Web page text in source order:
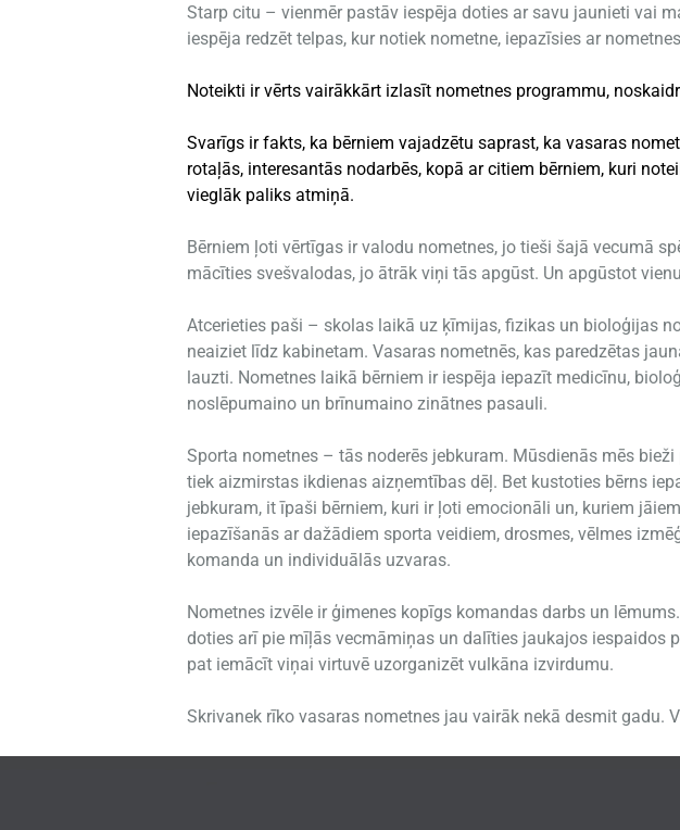
Starp citu – vienmēr pastāv iespēja doties ar savu jaunieti vai
iespēja redzēt telpas, kur notiek nometne, iepazīsies ar
Noteikti ir vērts vairākkārt izlasīt nometnes programmu,
Svarīgs ir fakts, ka bērniem vajadzētu saprast, ka vasaras
rotaļās, interesantās nodarbēs, kopā ar citiem bērniem, kuri
vieglāk paliks atmiņā.
Bērniem ļoti vērtīgas ir valodu nometnes, jo tieši šajā vecumā
mācīties svešvalodas, jo ātrāk viņi tās apgūst. Un apgūstot
Atcerieties paši – skolas laikā uz ķīmijas, fizikas un bioloģijas
neaiziet līdz kabinetam. Vasaras nometnēs, kas paredzētas
lauzti. Nometnes laikā bērniem ir iespēja iepazīt medicīnu,
noslēpumaino un brīnumaino zinātnes pasauli.
Sporta nometnes – tās noderēs jebkuram. Mūsdienās mēs
tiek aizmirstas ikdienas aizņemtības dēļ. Bet kustoties bērns
jebkuram, it īpaši bērniem, kuri ir ļoti emocionāli un, kuriem
iepazīšanās ar dažādiem sporta veidiem, drosmes, vēlmes
komanda un individuālās uzvaras.
Nometnes izvēle ir ģimenes kopīgs komandas darbs un
doties arī pie mīļās vecmāmiņas un dalīties jaukajos iespaidos
pat iemācīt viņai virtuvē uzorganizēt vulkāna izvirdumu.
Skrivanek rīko vasaras nometnes jau vairāk nekā desmit